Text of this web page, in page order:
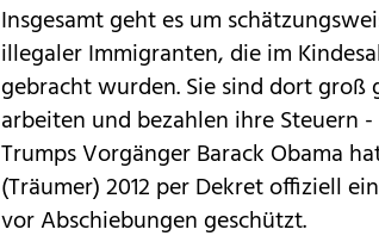
Insgesamt geht es um
illegaler Immigranten, die im
gebracht wurden. Sie sind dort
arbeiten und bezahlen ihre Steuern
Trumps Vorgänger Barack Obama
(Träumer) 2012 per Dekret offiziell
vor Abschiebungen geschützt.